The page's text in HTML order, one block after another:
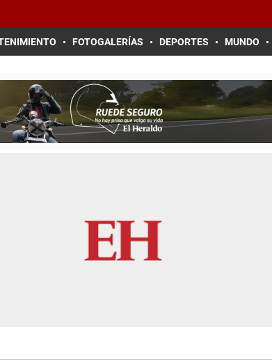
FOTOGALERÍAS DEPORTES MUNDO